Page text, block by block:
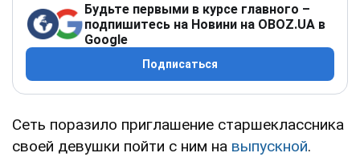
Будьте первыми в курсе главного –
подпишитесь на Новини на OBOZ.UA в
Google
Подписаться
Сеть поразило приглашение старшеклассника
своей девушки пойти с ним на выпускной.